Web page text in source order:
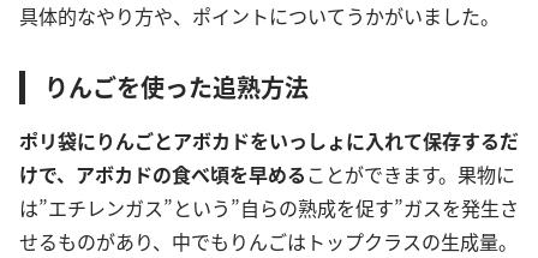
具体的なやり方や、ポイントについてうかがいました。
りんごを使った追熟方法
ポリ袋にりんごとアボカドをいっしょに入れて保存するだ
けで、アボカドの食べ頃を早めることができます。果物に
は”エチレンガス”という”自らの熟成を促す”ガスを発生さ
せるものがあり、中でもりんごはトップクラスの生成量。